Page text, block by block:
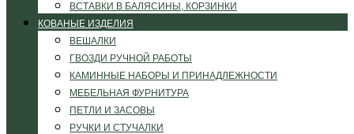
ВСТАВКИ В БАЛЯСИНЫ, КОРЗИНКИ
КОВАНЫЕ ИЗДЕЛИЯ
ВЕШАЛКИ
ГВОЗДИ РУЧНОЙ РАБОТЫ
КАМИННЫЕ НАБОРЫ И ПРИНАДЛЕЖНОСТИ
МЕБЕЛЬНАЯ ФУРНИТУРА
ПЕТЛИ И ЗАСОВЫ
РУЧКИ И СТУЧАЛКИ